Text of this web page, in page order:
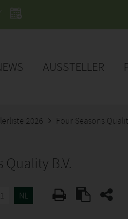
AUSSTELLER
2026 Four Seasons
Quality B.V.
NL